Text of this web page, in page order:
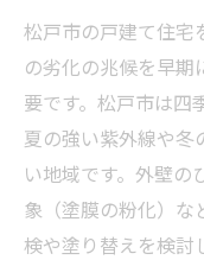
一連のメンテ
外壁塗装の費
しないメンテ
松戸市の戸建
み続けるため
松戸市の戸建て住宅
の劣化の兆候を早
要です。松戸市は四
夏の強い紫外線や冬
い地域です。外壁の
象（塗膜の粉化）な
検や塗り替えを検討